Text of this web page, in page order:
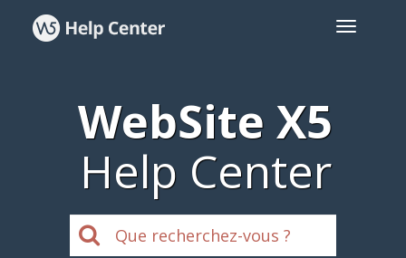
WebSite X5
Help Center